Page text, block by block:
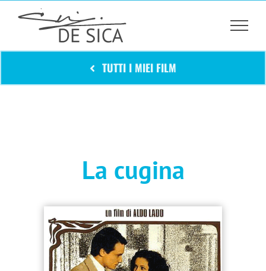
TUTTI I MIEI FILM
La cugina